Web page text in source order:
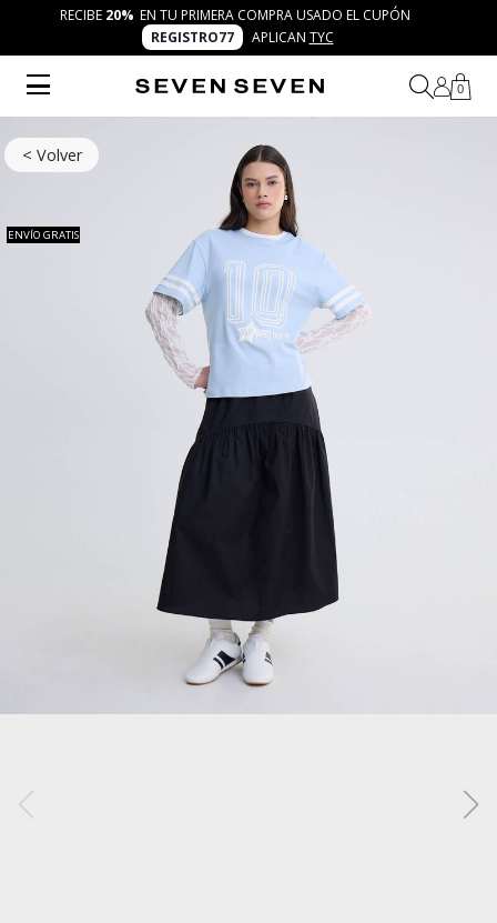
RECIBE 20% EN TU PRIMERA COMPRA USADO EL CUPÓN
REGISTRO77
APLICAN TYC
0
< Volver
ENVÍO GRATIS